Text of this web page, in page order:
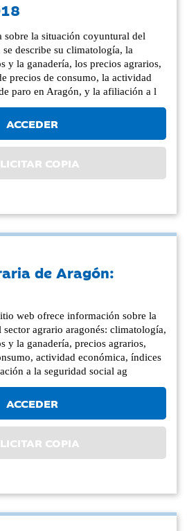
la situación coyuntural del
se describe su climatología, la
y la ganadería, los precios agrarios,
precios de consumo, la actividad
paro en Aragón, y la afiliación a l
ACCEDER
COPIA
de Aragón:
web ofrece información sobre la
agrario aragonés: climatología,
y la ganadería, precios agrarios,
actividad económica, índices
a la seguridad social ag
ACCEDER
COPIA